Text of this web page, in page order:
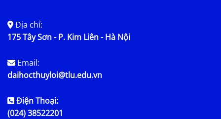
Địa chỉ:
175 Tây Sơn - P. Kim Liên - Hà Nội
Email:
daihocthuyloi@tlu.edu.vn
Điện Thoại:
(024) 38522201